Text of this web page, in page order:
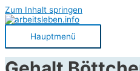
Zum Inhalt springen
Hauptmenü